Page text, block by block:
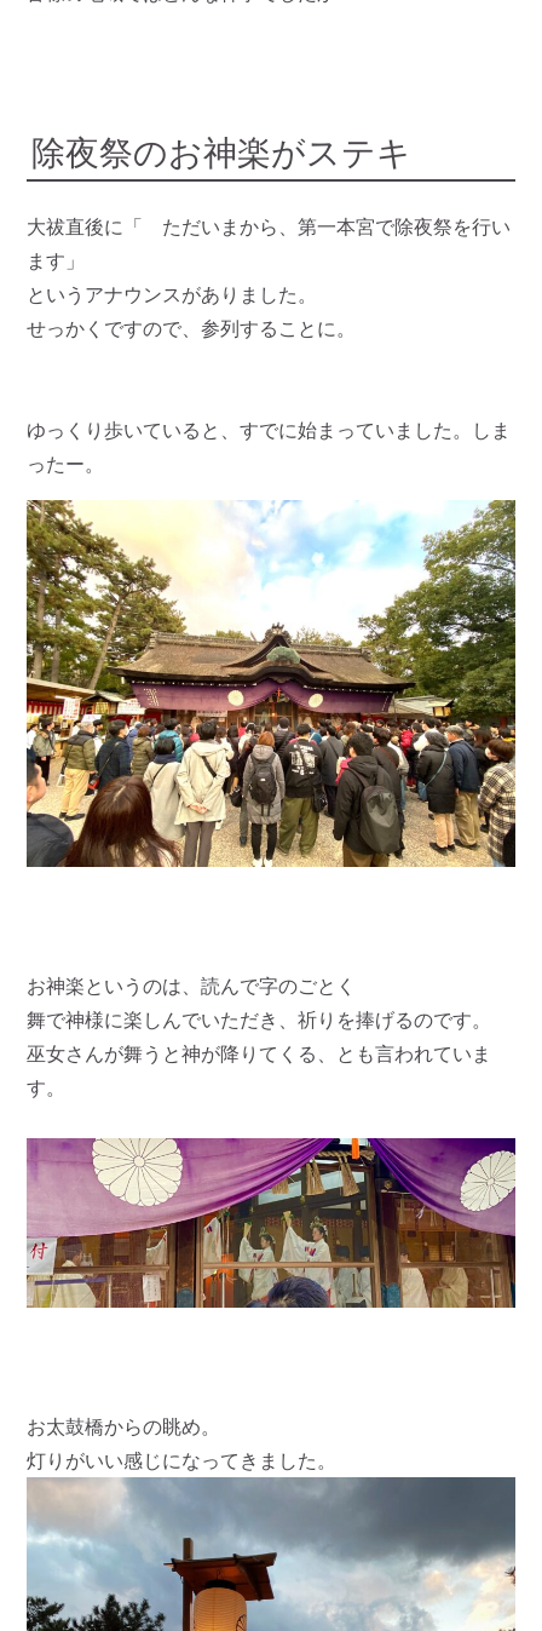
除夜祭のお神楽がステキ
大祓直後に「 ただいまから、第一本宮で除夜祭を行い
ます」
というアナウンスがありました。
せっかくですので、参列することに。
ゆっくり歩いていると、すでに始まっていました。しま
ったー。
お神楽というのは、読んで字のごとく
舞で神様に楽しんでいただき、祈りを捧げるのです。
巫女さんが舞うと神が降りてくる、とも言われていま
す。
お太鼓橋からの眺め。
灯りがいい感じになってきました。